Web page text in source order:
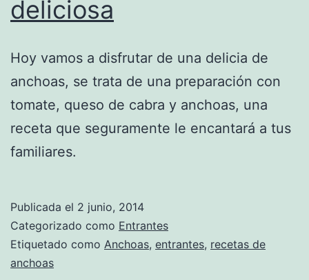
deliciosa
Hoy vamos a disfrutar de una delicia de
anchoas, se trata de una preparación con
tomate, queso de cabra y anchoas, una
receta que seguramente le encantará a tus
familiares.
Publicada el 2 junio, 2014
Categorizado como Entrantes
Etiquetado como Anchoas, entrantes, recetas de
anchoas